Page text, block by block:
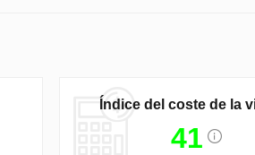
Índice del coste de la
41